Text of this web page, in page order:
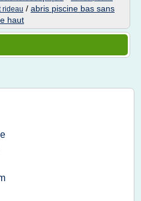
rideau / abris piscine bas sans
haut